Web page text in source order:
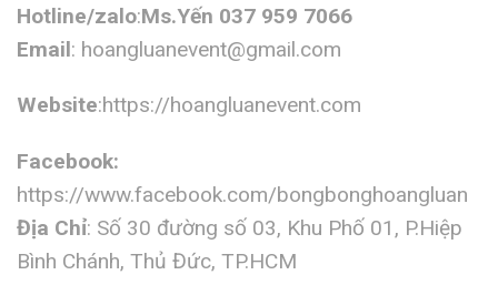
Hotline/zalo:Ms.Yến 037 959 7066
Email: hoangluanevent@gmail.com
Website:https://hoangluanevent.com
Facebook:
https://www.facebook.com/bongbonghoangluan
Địa Chỉ: Số 30 đường số 03, Khu Phố 01, P.Hiệp
Bình Chánh, Thủ Đức, TP.HCM